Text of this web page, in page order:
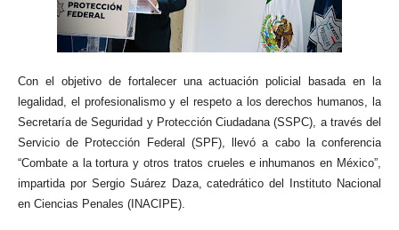
Con el objetivo de fortalecer una actuación policial basada en la
legalidad, el profesionalismo y el respeto a los derechos humanos, la
Secretaría de Seguridad y Protección Ciudadana (SSPC), a través del
Servicio de Protección Federal (SPF), llevó a cabo la conferencia
“Combate a la tortura y otros tratos crueles e inhumanos en México”,
impartida por Sergio Suárez Daza, catedrático del Instituto Nacional
en Ciencias Penales (INACIPE).